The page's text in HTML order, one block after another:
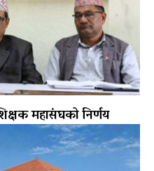
महासंघको निर्णय